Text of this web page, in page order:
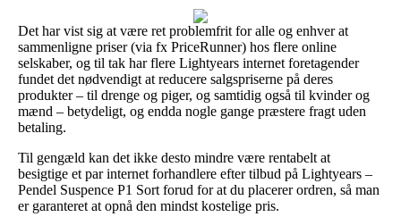
Det har vist sig at være ret problemfrit for alle og enhver at
sammenligne priser (via fx PriceRunner) hos flere online
selskaber, og til tak har flere Lightyears internet foretagender
fundet det nødvendigt at reducere salgspriserne på deres
produkter – til drenge og piger, og samtidig også til kvinder og
mænd – betydeligt, og endda nogle gange præstere fragt uden
betaling.
Til gengæld kan det ikke desto mindre være rentabelt at
besigtige et par internet forhandlere efter tilbud på Lightyears –
Pendel Suspence P1 Sort forud for at du placerer ordren, så man
er garanteret at opnå den mindst kostelige pris.